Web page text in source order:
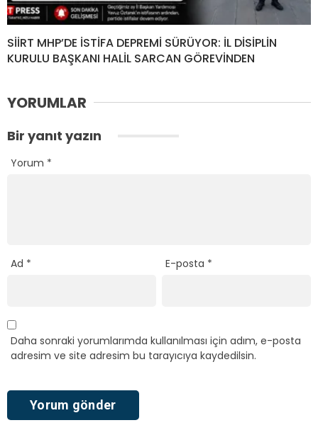
SİİRT MHP’DE İSTİFA DEPREMİ SÜRÜYOR: İL DİSİPLİN
KURULU BAŞKANI HALİL SARCAN GÖREVİNDEN
YORUMLAR
Bir yanıt yazın
Yorum *
Ad * E-posta *
Daha sonraki yorumlarımda kullanılması için adım, e-posta
adresim ve site adresim bu tarayıcıya kaydedilsin.